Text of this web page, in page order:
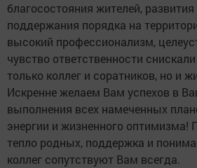
благосостояния жителей,
поддержания порядка на
высокий профессионализм,
чувство ответственности
только коллег и соратников, но и
Искренне желаем Вам успехов в
выполнения всех намеченных
энергии и жизненного оптимизма!
тепло родных, поддержка и
коллег сопутствуют Вам всегда.